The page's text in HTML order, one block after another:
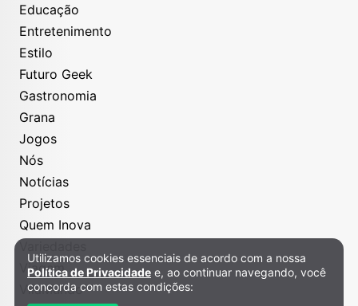
Educação
Entretenimento
Estilo
Futuro Geek
Gastronomia
Grana
Jogos
Nós
Notícias
Projetos
Quem Inova
Variedades
Viagem
VilaMundo
Política de Privacidade e Cookies
Utilizamos cookies essenciais de acordo com a nossa
Política de Privacidade e, ao continuar navegando, você
concorda com estas condições: